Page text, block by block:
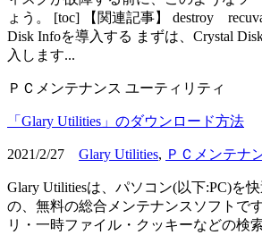
ょう。 [toc] 【関連記事】 destroy
Disk Infoを導入する まずは、Crystal
入します...
ＰＣメンテナンス ユーティリティ
「Glary Utilities」のダウンロード方法
2021/2/27 Glary Utilities, ＰＣメンテナ
Glary Utilitiesは、パソコン(以下:PC)を
の、無料の総合メンテナンスソフトで
リ・一時ファイル・クッキーなどの検